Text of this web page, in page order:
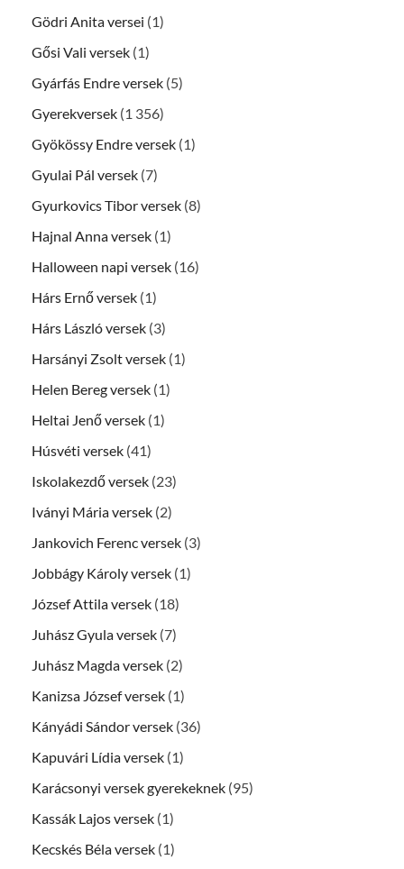
Gödri Anita versei (1)
Gősi Vali versek (1)
Gyárfás Endre versek (5)
Gyerekversek (1 356)
Gyökössy Endre versek (1)
Gyulai Pál versek (7)
Gyurkovics Tibor versek (8)
Hajnal Anna versek (1)
Halloween napi versek (16)
Hárs Ernő versek (1)
Hárs László versek (3)
Harsányi Zsolt versek (1)
Helen Bereg versek (1)
Heltai Jenő versek (1)
Húsvéti versek (41)
Iskolakezdő versek (23)
Iványi Mária versek (2)
Jankovich Ferenc versek (3)
Jobbágy Károly versek (1)
József Attila versek (18)
Juhász Gyula versek (7)
Juhász Magda versek (2)
Kanizsa József versek (1)
Kányádi Sándor versek (36)
Kapuvári Lídia versek (1)
Karácsonyi versek gyerekeknek (95)
Kassák Lajos versek (1)
Kecskés Béla versek (1)